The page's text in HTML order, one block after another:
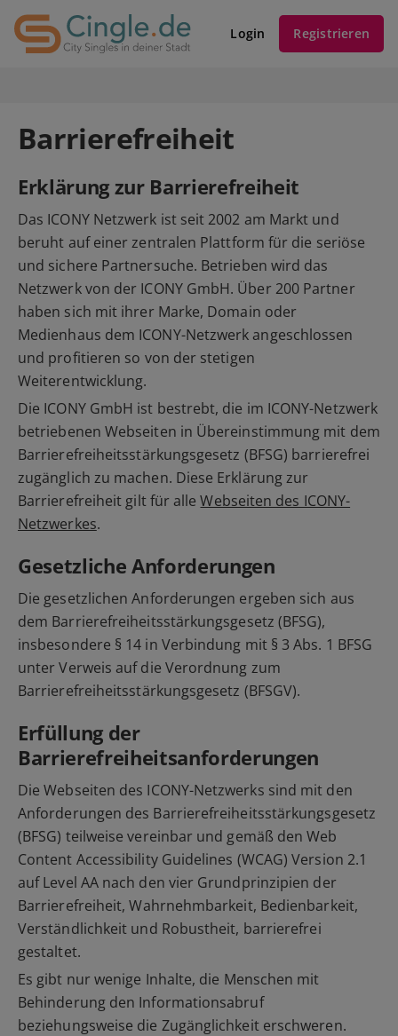
Login Registrieren
Barrierefreiheit
Erklärung zur Barrierefreiheit
Das ICONY Netzwerk ist seit 2002 am Markt und
beruht auf einer zentralen Plattform für die seriöse
und sichere Partnersuche. Betrieben wird das
Netzwerk von der ICONY GmbH. Über 200 Partner
haben sich mit ihrer Marke, Domain oder
Medienhaus dem ICONY-Netzwerk angeschlossen
und profitieren so von der stetigen
Weiterentwicklung.
Die ICONY GmbH ist bestrebt, die im ICONY-Netzwerk
betriebenen Webseiten in Übereinstimmung mit dem
Barrierefreiheitsstärkungsgesetz (BFSG) barrierefrei
zugänglich zu machen. Diese Erklärung zur
Barrierefreiheit gilt für alleWebseiten des ICONY-
Netzwerkes.
Gesetzliche Anforderungen
Die gesetzlichen Anforderungen ergeben sich aus
dem Barrierefreiheitsstärkungsgesetz (BFSG),
insbesondere § 14 in Verbindung mit § 3 Abs. 1 BFSG
unter Verweis auf die Verordnung zum
Barrierefreiheitsstärkungsgesetz (BFSGV).
Erfüllung der
Barrierefreiheitsanforderungen
Die Webseiten des ICONY-Netzwerks sind mit den
Anforderungen des Barrierefreiheitsstärkungsgesetz
(BFSG) teilweise vereinbar und gemäß den Web
Content Accessibility Guidelines (WCAG) Version 2.1
auf Level AA nach den vier Grundprinzipien der
Barrierefreiheit, Wahrnehmbarkeit, Bedienbarkeit,
Verständlichkeit und Robustheit, barrierefrei
gestaltet.
Es gibt nur wenige Inhalte, die Menschen mit
Behinderung den Informationsabruf
beziehungsweise die Zugänglichkeit erschweren.